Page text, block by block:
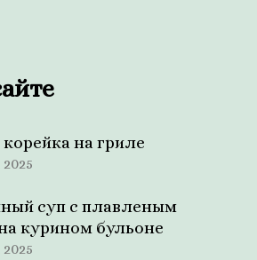
на гриле
суп с плавленым
курином бульоне